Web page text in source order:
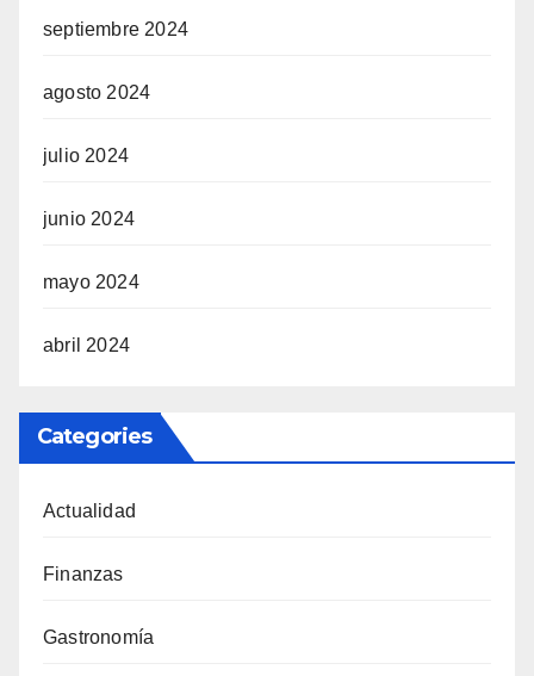
septiembre 2024
agosto 2024
julio 2024
junio 2024
mayo 2024
abril 2024
Categories
Actualidad
Finanzas
Gastronomía